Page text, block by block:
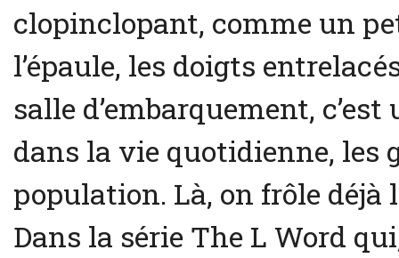
clopinclopant, comme un
l’épaule, les doigts
salle d’embarquement,
dans la vie quotidienne, les
population. Là, on frôle déjà
Dans la série The L Word